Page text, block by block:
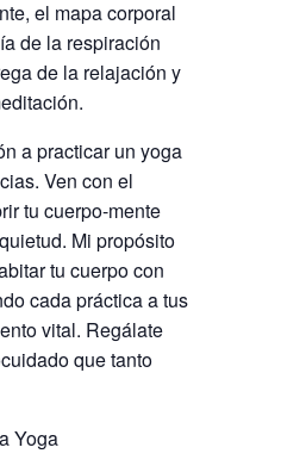
el mapa corporal
de la respiración
de la relajación y
a practicar un yoga
Ven con el
tu cuerpo-mente
Mi propósito
tu cuerpo con
cada práctica a tus
vital. Regálate
que tanto
Yoga